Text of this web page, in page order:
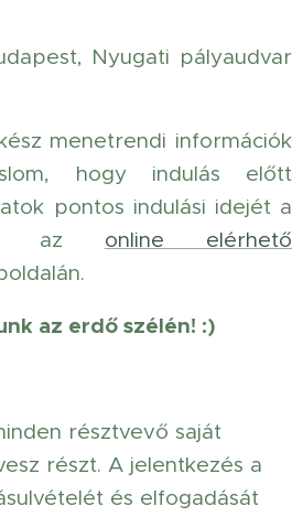
Nyugati pályaudvar
menetrendi információk
hogy indulás előtt
pontos indulási idejét a
az online elérhető
az erdő szélén! :)
résztvevő saját
részt. A jelentkezés a
és elfogadását